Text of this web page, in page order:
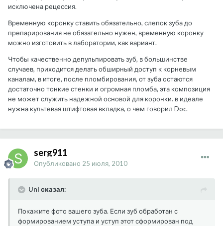
исключена рецессия.
Временную коронку ставить обязательно, слепок зуба до
препарирования не обязательно нужен, временную коронку
можно изготовить в лаборатории, как вариант.
Чтобы качественно депульпировать зуб, в большинстве
случаев, приходится делать обширный доступ к корневым
каналам, в итоге, после пломбирования, от зуба остаются
достаточно тонкие стенки и огромная пломба, эта композиция
не может служить надежной основой для коронки. в идеале
нужна культевая штифтовая вкладка, о чем говорил Doc.
serg911
Опубликовано 25 июля, 2010
UnI сказал:
Покажите фото вашего зуба. Если зуб обработан с
формированием уступа и уступ этот сформирован под